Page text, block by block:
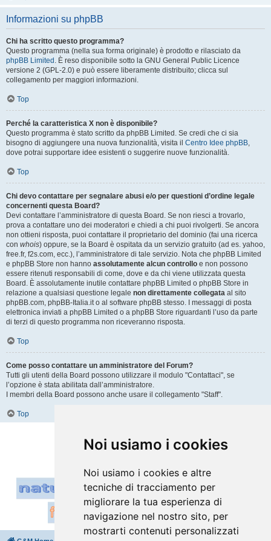
Noi usiamo i cookies
Noi usiamo i cookies e altre
tecniche di tracciamento per
migliorare la tua esperienza di
navigazione nel nostro sito, per
mostrarti contenuti personalizzati
Informazioni su phpBB
Chi ha scritto questo programma?
Questo programma (nella sua forma originale) è prodotto e rilasciato da
phpBB Limited . È reso disponibile sotto la GNU General Public Licence
versione 2 (GPL-2.0) e può essere liberamente distribuito; clicca sul
collegamento per maggiori informazioni.
Top
Perché la caratteristica X non è disponibile?
Questo programma è stato scritto da phpBB Limited. Se credi che ci sia
bisogno di aggiungere una nuova funzionalità, visita il Centro Idee phpBB,
dove potrai supportare idee esistenti o suggerire nuove funzionalità.
Top
Chi devo contattare per segnalare abusi e/o per questioni d’ordine legale
concernenti questa Board?
Devi contattare l’amministratore di questa Board. Se non riesci a trovarlo,
prova a contattare uno dei moderatori e chiedi a chi puoi rivolgerti. Se ancora
non ottieni risposta, puoi contattare il proprietario del dominio (fai una ricerca
con whois) oppure, se la Board è ospitata da un servizio gratuito (ad es. yahoo,
free.fr, f2s.com, ecc.), l’amministratore di tale servizio. Nota che phpBB Limited
e phpBB Store non hanno assolutamente alcun controllo e non possono
essere ritenuti responsabili di come, dove e da chi viene utilizzata questa
Board. È assolutamente inutile contattare phpBB Limited o phpBB Store in
relazione a qualsiasi questione legale non direttamente collegata al sito
phpBB.com, phpBB-Italia.it o al software phpBB stesso. I messaggi di posta
elettronica inviati a phpBB Limited o a phpBB Store riguardanti l’uso da parte
di terzi di questo programma non riceveranno risposta.
Top
Come posso contattare un amministratore del Forum?
Tutti gli utenti della Board possono utilizzare il modulo "Contattaci", se
l’opzione è stata abilitata dall’amministratore.
I membri della Board possono anche usare il collegamento "Staff".
Top